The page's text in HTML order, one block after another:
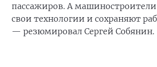
пассажиров. А
свои технологии и сохраняют
— резюмировал Сергей Собянин.